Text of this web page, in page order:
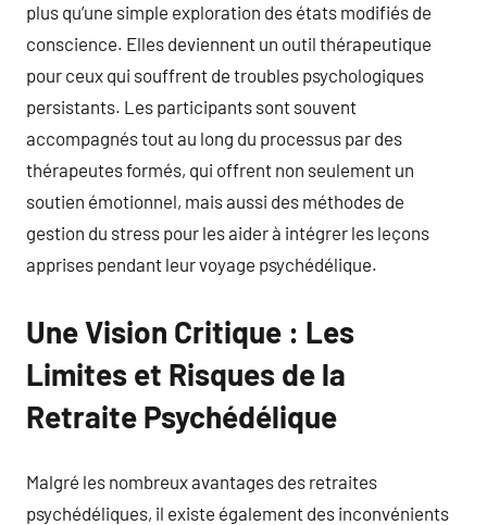
plus qu’une simple exploration des états modifiés de
conscience. Elles deviennent un outil thérapeutique
pour ceux qui souffrent de troubles psychologiques
persistants. Les participants sont souvent
accompagnés tout au long du processus par des
thérapeutes formés, qui offrent non seulement un
soutien émotionnel, mais aussi des méthodes de
gestion du stress pour les aider à intégrer les leçons
apprises pendant leur voyage psychédélique.
Une Vision Critique : Les
Limites et Risques de la
Retraite Psychédélique
Malgré les nombreux avantages des retraites
psychédéliques, il existe également des inconvénients